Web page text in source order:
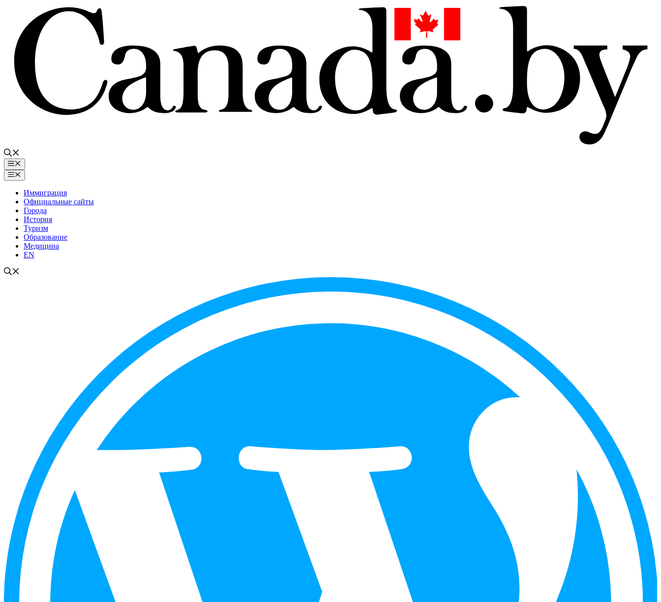
содержимому
Меню
Меню
Иммиграция
Официальные сайты
Города
История
Туризм
Образование
Медицина
EN